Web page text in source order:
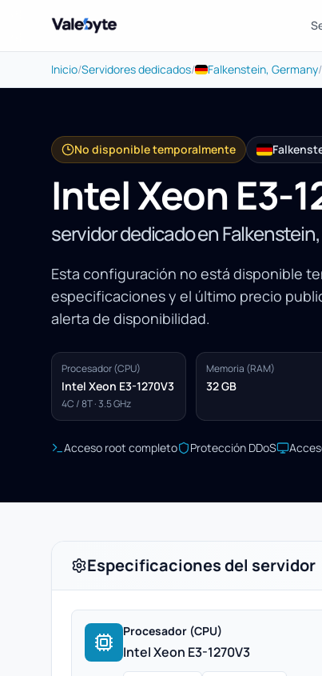
Valebyte
Inicio/Servidores dedicados/ Falkenstein, Germany/
No disponible temporalmente
Intel Xeon E3-
servidor dedicado en
Esta configuración no está disponible
especificaciones y el último precio
alerta de disponibilidad.
Procesador (CPU)
Intel Xeon E3-1270V3
4C / 8T · 3.5 GHz
Memoria (RAM)
32 GB
Acceso root completo Protección DDoS
Especificaciones del servidor
Procesador (CPU)
Intel Xeon E3-1270V3